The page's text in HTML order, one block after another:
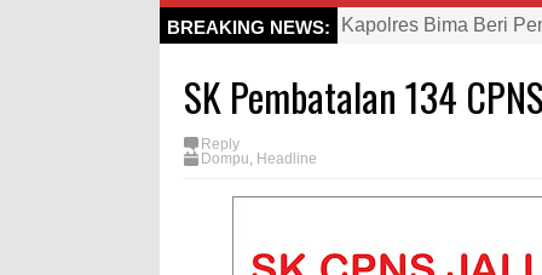
BREAKING NEWS:
Kapolres Bima Beri
Staf Ahli Tekankan
Perkuat Soliditas-
Nobar Piala Dunia
SK Pembatalan 134
Reply
Dompu, Headline